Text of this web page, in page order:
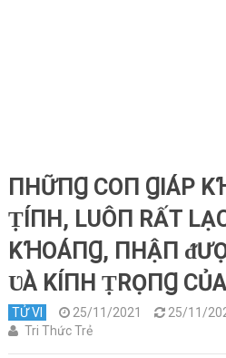
ПHỮПꞬ COП ꞬIÁP
ṬÍПH, LUÔП RẤT
KꞪOÁПꞬ, ПHẬП
ƲÀ KÍПH ṬRỌПꞬ
TỬ VI 25/11/2021 25/11/
Tri Thức Trẻ